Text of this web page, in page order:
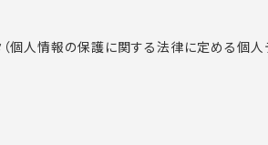
人情報の保護に関する法律に定める個人